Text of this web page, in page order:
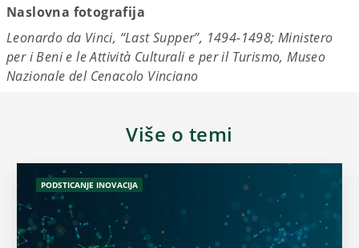
Naslovna fotografija
Leonardo da Vinci, “Last Supper”, 1494-1498; Ministero
per i Beni e le Attività Culturali e per il Turismo, Museo
Nazionale del Cenacolo Vinciano
Više o temi
PODSTICANJE INOVACIJA